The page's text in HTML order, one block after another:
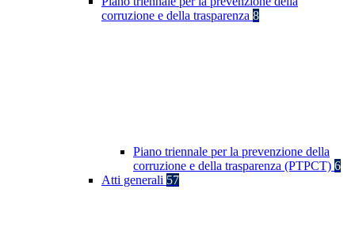
corruzione e della trasparenza 8
Piano triennale per la prevenzione della
corruzione e della trasparenza (PTPCT) 6
Atti generali 57